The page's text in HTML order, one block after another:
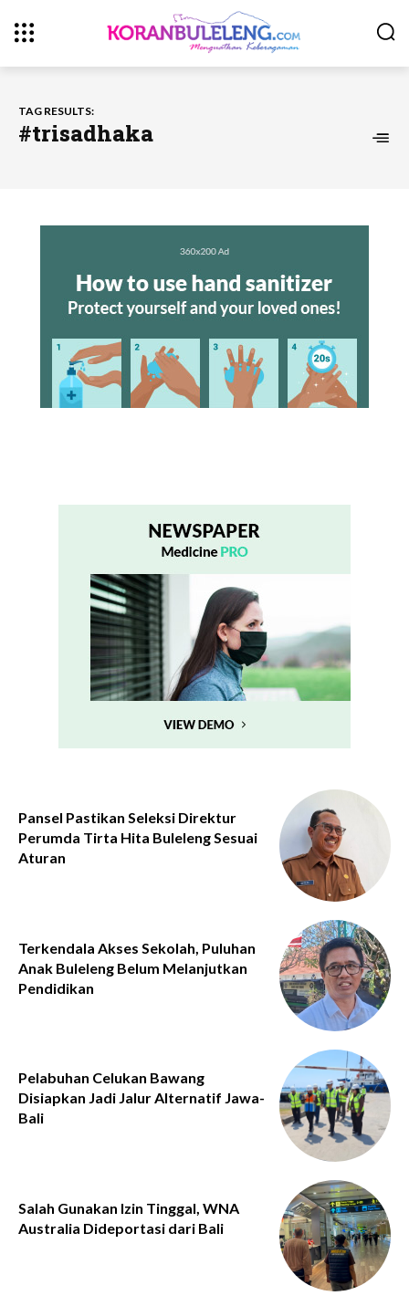
TAG RESULTS:
#trisadhaka
Pansel Pastikan Seleksi Direktur
Perumda Tirta Hita Buleleng Sesuai
Aturan
Terkendala Akses Sekolah, Puluhan
Anak Buleleng Belum Melanjutkan
Pendidikan
Pelabuhan Celukan Bawang
Disiapkan Jadi Jalur Alternatif Jawa-
Bali
Salah Gunakan Izin Tinggal, WNA
Australia Dideportasi dari Bali